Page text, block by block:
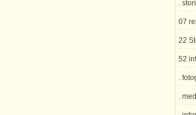
.
07
22
52
.
.